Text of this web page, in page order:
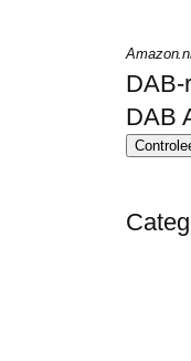
DAB-
DAB